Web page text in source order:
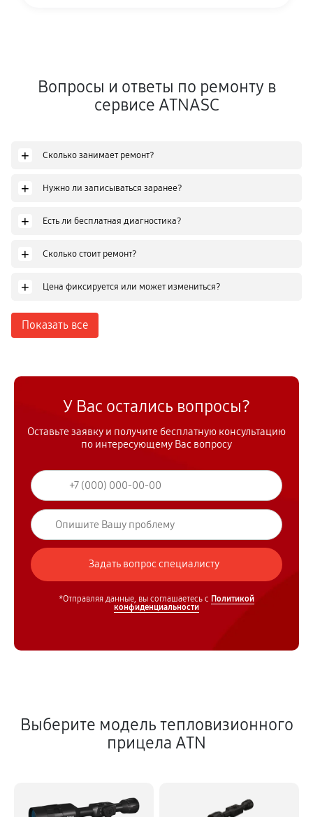
Вопросы и ответы по ремонту в
сервисе ATNASC
+ Сколько занимает ремонт?
+ Нужно ли записываться заранее?
+ Есть ли бесплатная диагностика?
+ Сколько стоит ремонт?
+ Цена фиксируется или может измениться?
Показать все
У Вас остались вопросы?
Оставьте заявку и получите бесплатную консультацию
по интересующему Вас вопросу
*Отправляя данные, вы соглашаетесь с Политикой
конфиденциальности
Выберите модель тепловизионного
прицела ATN